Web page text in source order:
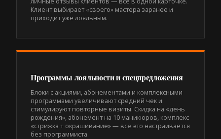
Клиент выбирает «своего» мастера заранее и
приходит уже лояльным.
Программы лояльности и спецпредложения
Блоки с акциями, абонементами и комплексными
программами увеличивают средний чек и
стимулируют повторные визиты. Скидка на «день
рождения», абонемент на 10 маникюров, комплекс
«стрижка + окрашивание» — всё это настраивается
без программиста.